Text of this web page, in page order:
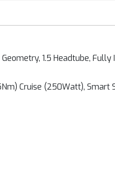
1.5 Headtube,
Cruise (250Watt), Smart